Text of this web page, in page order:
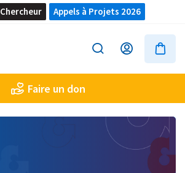
Chercheur Appels à Projets 2026
Faire un don